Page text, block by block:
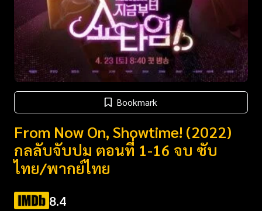
Bookmark
From Now On, Showtime! (2022)
กลลับจับปม ตอนที่ 1-16 จบ ซับ
ไทย/พากย์ไทย
8.4